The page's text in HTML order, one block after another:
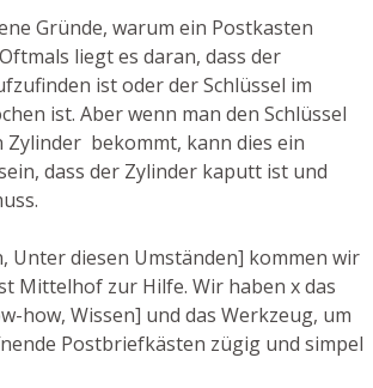
Gründe, warum ein Postkasten
liegt es daran, dass der
ist oder der Schlüssel im
ist. Aber wenn man den Schlüssel
Zylinder bekommt, kann dies ein
dass der Zylinder kaputt ist und
Unter diesen Umständen] kommen wir
Mittelhof zur Hilfe. Wir haben x das
how, Wissen] und das Werkzeug, um
Postbriefkästen zügig und simpel